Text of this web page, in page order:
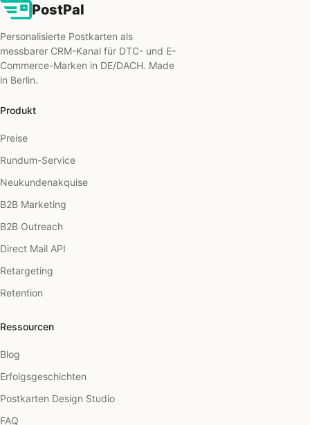
PostPal
Personalisierte Postkarten als
messbarer CRM-Kanal für DTC- und E-
Commerce-Marken in DE/DACH. Made
in Berlin.
Produkt
Preise
Rundum-Service
Neukundenakquise
B2B Marketing
B2B Outreach
Direct Mail API
Retargeting
Retention
Ressourcen
Blog
Erfolgsgeschichten
Postkarten Design Studio
FAQ